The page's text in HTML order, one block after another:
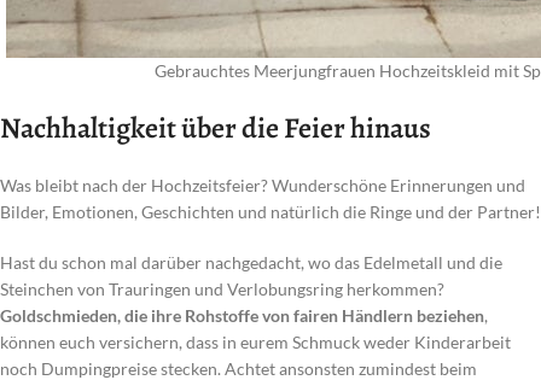
Gebrauchtes Meerjungfrauen Hochzeitskleid mit
Nachhaltigkeit über die Feier hinaus
Was bleibt nach der Hochzeitsfeier? Wunderschöne Erinnerungen und
Bilder, Emotionen, Geschichten und natürlich die Ringe und der Partner!
Hast du schon mal darüber nachgedacht, wo das Edelmetall und die
Steinchen von Trauringen und Verlobungsring herkommen?
Goldschmieden, die ihre Rohstoffe von fairen Händlern beziehen,
können euch versichern, dass in eurem Schmuck weder Kinderarbeit
noch Dumpingpreise stecken. Achtet ansonsten zumindest beim